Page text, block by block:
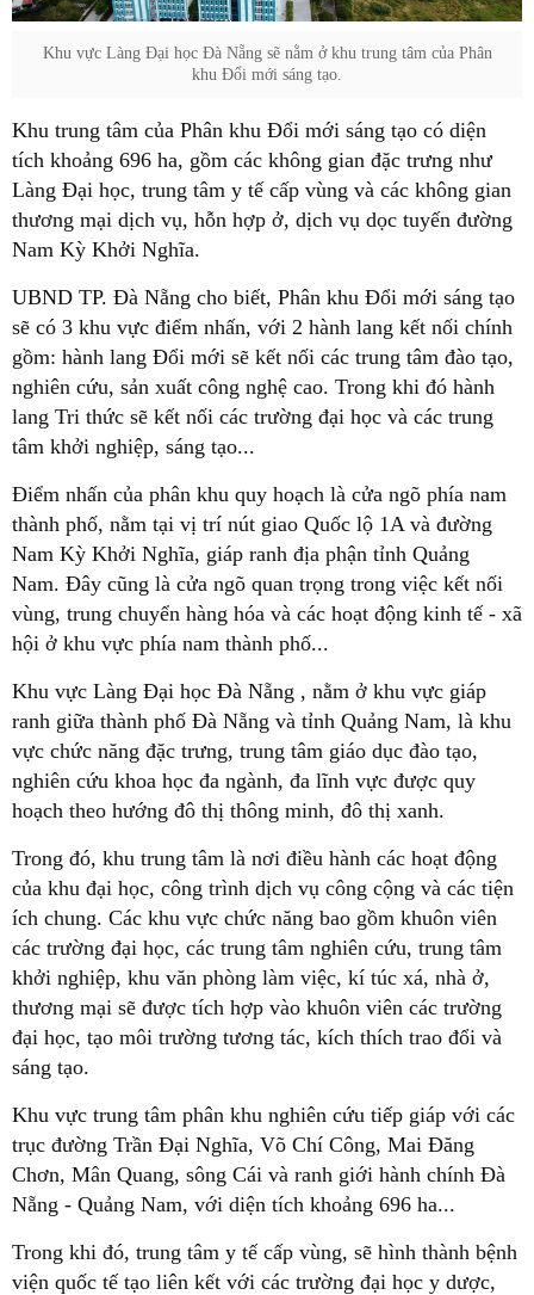
Khu vực Làng Đại học Đà Nẵng sẽ nằm ở khu trung tâm của Phân
khu Đổi mới sáng tạo.
Khu trung tâm của Phân khu Đổi mới sáng tạo có diện
tích khoảng 696 ha, gồm các không gian đặc trưng như
Làng Đại học, trung tâm y tế cấp vùng và các không gian
thương mại dịch vụ, hỗn hợp ở, dịch vụ dọc tuyến đường
Nam Kỳ Khởi Nghĩa.
UBND TP. Đà Nẵng cho biết, Phân khu Đổi mới sáng tạo
sẽ có 3 khu vực điểm nhấn, với 2 hành lang kết nối chính
gồm: hành lang Đổi mới sẽ kết nối các trung tâm đào tạo,
nghiên cứu, sản xuất công nghệ cao. Trong khi đó hành
lang Tri thức sẽ kết nối các trường đại học và các trung
tâm khởi nghiệp, sáng tạo...
Điểm nhấn của phân khu quy hoạch là cửa ngõ phía nam
thành phố, nằm tại vị trí nút giao Quốc lộ 1A và đường
Nam Kỳ Khởi Nghĩa, giáp ranh địa phận tỉnh Quảng
Nam. Đây cũng là cửa ngõ quan trọng trong việc kết nối
vùng, trung chuyển hàng hóa và các hoạt động kinh tế - xã
hội ở khu vực phía nam thành phố...
Khu vực Làng Đại học Đà Nẵng , nằm ở khu vực giáp
ranh giữa thành phố Đà Nẵng và tỉnh Quảng Nam, là khu
vực chức năng đặc trưng, trung tâm giáo dục đào tạo,
nghiên cứu khoa học đa ngành, đa lĩnh vực được quy
hoạch theo hướng đô thị thông minh, đô thị xanh.
Trong đó, khu trung tâm là nơi điều hành các hoạt động
của khu đại học, công trình dịch vụ công cộng và các tiện
ích chung. Các khu vực chức năng bao gồm khuôn viên
các trường đại học, các trung tâm nghiên cứu, trung tâm
khởi nghiệp, khu văn phòng làm việc, kí túc xá, nhà ở,
thương mại sẽ được tích hợp vào khuôn viên các trường
đại học, tạo môi trường tương tác, kích thích trao đổi và
sáng tạo.
Khu vực trung tâm phân khu nghiên cứu tiếp giáp với các
trục đường Trần Đại Nghĩa, Võ Chí Công, Mai Đăng
Chơn, Mân Quang, sông Cái và ranh giới hành chính Đà
Nẵng - Quảng Nam, với diện tích khoảng 696 ha...
Trong khi đó, trung tâm y tế cấp vùng, sẽ hình thành bệnh
viện quốc tế tạo liên kết với các trường đại học y dược,